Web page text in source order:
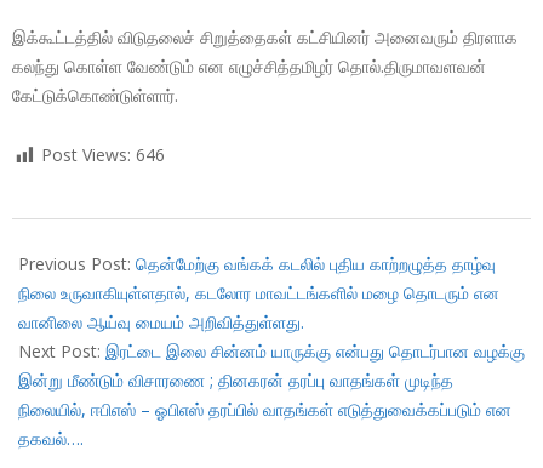
இக்கூட்டத்தில் விடுதலைச் சிறுத்தைகள் கட்சியினர் அனைவரும் திரளாக
கலந்து கொள்ள வேண்டும் என எழுச்சித்தமிழர் தொல்.திருமாவளவன்
கேட்டுக்கொண்டுள்ளார்.
Post Views: 646
11-
08
Previous Post: தென்மேற்கு வங்கக் கடலில் புதிய காற்றழுத்த தாழ்வு
நிலை உருவாகியுள்ளதால், கடலோர மாவட்டங்களில் மழை தொடரும் என
வானிலை ஆய்வு மையம் அறிவித்துள்ளது.
Next Post: இரட்டை இலை சின்னம் யாருக்கு என்பது தொடர்பான வழக்கு
இன்று மீண்டும் விசாரணை ; தினகரன் தரப்பு வாதங்கள் முடிந்த
நிலையில், ஈபிஎஸ் – ஓபிஎஸ் தரப்பில் வாதங்கள் எடுத்துவைக்கப்படும் என
தகவல்….